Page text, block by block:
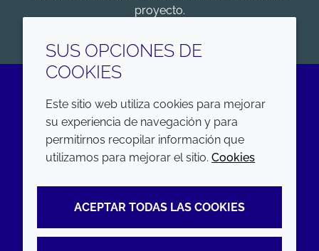
proyecto.
LinkedIn
EMPRESA
Annual Report
Sustainability Report
Croda.com
Terms and conditions
Privacy policy
Accessibility
SUS OPCIONES DE
COOKIES
Este sitio web utiliza cookies para mejorar
su experiencia de navegación y para
permitirnos recopilar información que
utilizamos para mejorar el sitio. Cookies
ACEPTAR TODAS LAS COOKIES